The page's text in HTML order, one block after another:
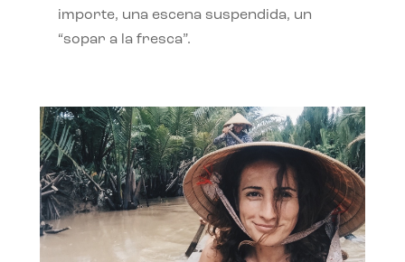
importe, una escena suspendida, un
“sopar a la fresca”.